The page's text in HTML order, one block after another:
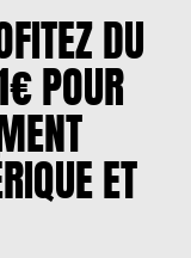
DU
POUR
ET